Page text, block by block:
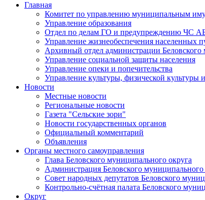
Главная
Комитет по управлению муниципальным
Управление образования
Отдел по делам ГО и предупреждению ЧС
Управление жизнеобеспечения населенных
Архивный отдел администрации Беловского
Управление социальной защиты населения
Управление опеки и попечительства
Управление культуры, физической
Новости
Местные новости
Региональные новости
Газета "Сельские зори"
Новости государственных органов
Официальный комментарий
Объявления
Органы местного самоуправления
Глава Беловского муниципального округа
Администрация Беловского муниципального
Совет народных депутатов Беловского
Контрольно-счётная палата Беловского
Округ